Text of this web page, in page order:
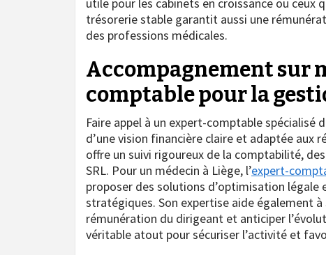
trésorerie stable garantit aussi une
des professions médicales.
Accompagnement sur
comptable pour la
Faire appel à un expert-comptable
d’une vision financière claire et adaptée aux
offre un suivi rigoureux de la comptabilité,
SRL. Pour un médecin à Liège, l’expert-
proposer des solutions d’optimisation légale
stratégiques. Son expertise aide également
rémunération du dirigeant et anticiper
véritable atout pour sécuriser l’activité et